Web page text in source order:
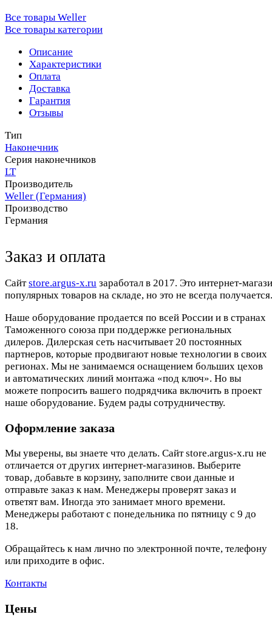
Все товары Weller
Все товары категории
Описание
Характеристики
Оплата
Доставка
Гарантия
Отзывы
Тип
Наконечник
Серия наконечников
LT
Производитель
Weller (Германия)
Производство
Германия
Заказ и оплата
Cайтstore.argus-x.ru заработал в 2017. Это интернет-
популярных товаров на складе, но это не всегда
Наше оборудование продается по всей России и в странах
Таможенного союза при поддержке региональных
дилеров. Дилерская сеть насчитывает 20 постоянных
партнеров, которые продвигают новые технологии в своих
регионах. Мы не занимаемся оснащением больших цехов
и автоматических линий монтажа «под ключ». Но вы
можете попросить вашего подрядчика включить в проект
наше оборудование. Будем рады сотрудничеству.
Оформление заказа
Мы уверены, вы знаете что делать. Сайт store.argus-x.ru не
отличается от других интернет-магазинов. Выберите
товар, добавьте в корзину, заполните свои данные и
отправьте заказ к нам. Менеджеры проверят заказ и
ответят вам. Иногда это занимает много времени.
Менеджеры работают с понедельника по пятницу с 9 до
18.
Обращайтесь к нам лично по электронной почте, телефону
или приходите в офис.
Контакты
Цены